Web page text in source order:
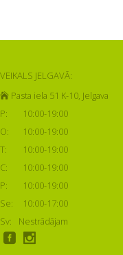
VEIKALS JELGAVĀ:
Pasta iela 51 K-10, Jelgava
P:
10:00-19:00
O:
10:00-19:00
T:
10:00-19:00
C:
10:00-19:00
P:
10:00-19:00
Se:
10:00-17:00
Sv:
Nestrādājam